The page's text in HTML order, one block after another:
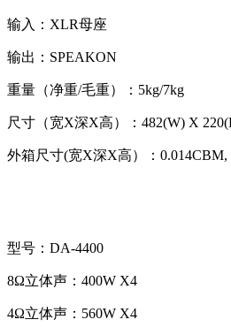
输入：XLR母座
输出：SPEAKON
重量（净重/毛重）：5kg/7kg
尺寸（宽X深X高）：482(W) X
外箱尺寸(宽X深X高）：
型号：DA-4400
8Ω立体声：400W X4
4Ω立体声：560W X4